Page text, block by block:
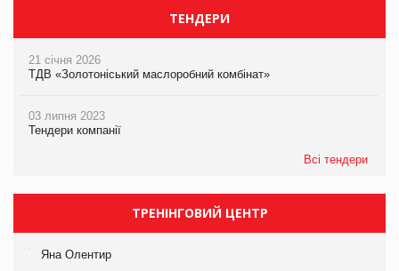
ТЕНДЕРИ
21 січня 2026
ТДВ «Золотоніський маслоробний комбінат»
03 липня 2023
Тендери компанії
Всі тендери
ТРЕНІНГОВИЙ ЦЕНТР
Яна Олентир